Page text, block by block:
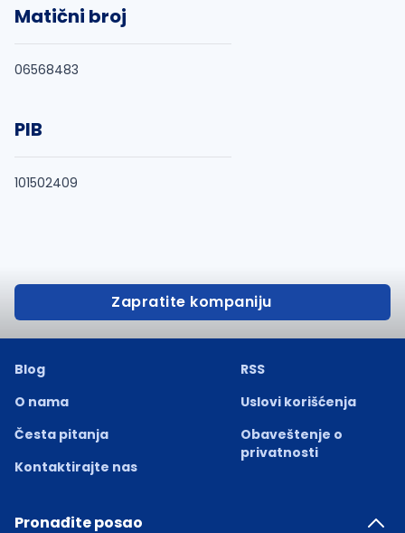
Matični broj
06568483
PIB
101502409
Zapratite kompaniju
Blog
O nama
Česta pitanja
Kontaktirajte nas
RSS
Uslovi korišćenja
Obaveštenje o
privatnosti
Pronađite posao